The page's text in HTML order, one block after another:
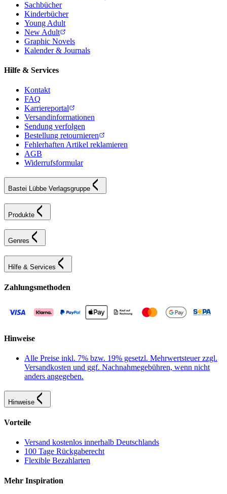
Sachbücher
Kinderbücher
Young Adult
New Adult
Graphic Novels
Kalender & Journals
Hilfe & Services
Kontakt
FAQ
Karriereportal
Versandinformationen
Sendung verfolgen
Bestellung retournieren
Fehlerhaften Artikel reklamieren
AGB
Widerrufsformular
Bastei Lübbe Verlagsgruppe
Produkte
Genres
Hilfe & Services
Zahlungsmethoden
Hinweise
Alle Preise inkl. 7% bzw. 19% gesetzl. Mehrwertsteuer zzgl.
Versandkosten und ggf. Nachnahmegebühren, wenn nicht
anders angegeben.
Hinweise
Vorteile
Versand kostenlos innerhalb Deutschlands
100 Tage Rückgaberecht
Flexible Bezahlarten
Mehr Inspiration